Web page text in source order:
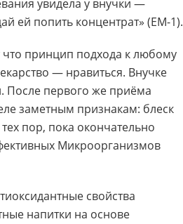
увидела у внучки —
ей попить концентрат» (ЕМ-1).
принцип подхода к любому
— нравиться. Внучке
После первого же приёма
заметным признакам: блеск
пор, пока окончательно
Микроорганизмов
свойства
напитки на основе